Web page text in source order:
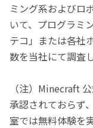
ミング系およびロ
いて、プログラミ
テコ」または各社
数を当社にて調査
（注）Minecraft
承認されておらず
室では無料体験を